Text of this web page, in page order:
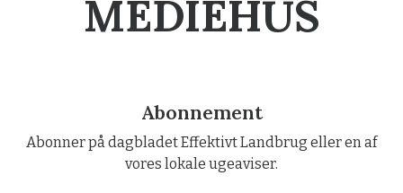
MEDIEHUS
Abonnement
Abonner på dagbladet Effektivt Landbrug eller en af
vores lokale ugeaviser.